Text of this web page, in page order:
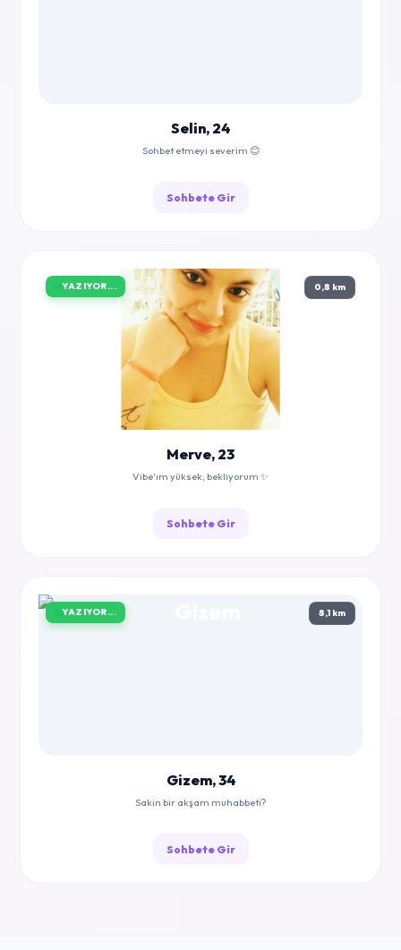
Selin, 24
Sohbet etmeyi severim 😊
Sohbete Gir
YAZIYOR... 0,8 km
Merve, 23
Vibe'ım yüksek, bekliyorum ✨
Sohbete Gir
YAZIYOR... 8,1 km
Gizem, 34
Sakin bir akşam muhabbeti?
Sohbete Gir